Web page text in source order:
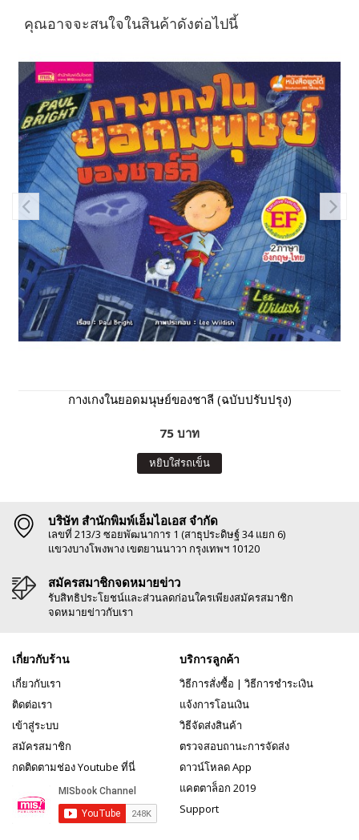
คุณอาจจะสนใจในสินค้าดังต่อไปนี้
กางเกงในยอดมนุษย์ของชาลี (ฉบับปรับปรุง)
75 บาท
หยิบใส่รถเข็น
บริษัท สำนักพิมพ์เอ็มไอเอส จำกัด
เลขที่ 213/3 ซอยพัฒนาการ 1 (สาธุประดิษฐ์ 34 แยก 6)
แขวงบางโพงพาง เขตยานนาวา กรุงเทพฯ 10120
สมัครสมาชิกจดหมายข่าว
รับสิทธิประโยชน์และส่วนลดก่อนใครเพียงสมัครสมาชิก
จดหมายข่าวกับเรา
เกี่ยวกับร้าน
เกี่ยวกับเรา
ติดต่อเรา
เข้าสู่ระบบ
สมัครสมาชิก
กดติดตามช่อง Youtube ที่นี่
บริการลูกค้า
วิธีการสั่งซื้อ | วิธีการชำระเงิน
แจ้งการโอนเงิน
วิธีจัดส่งสินค้า
ตรวจสอบถานะการจัดส่ง
ดาวน์โหลด App
แคตตาล็อก 2019
Support